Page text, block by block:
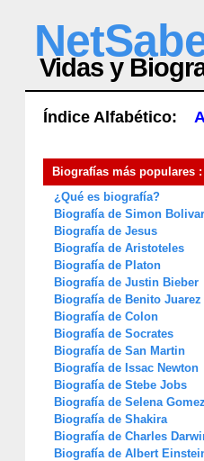
Vidas y
Índice Alfabético: A
Biografías más populares :
¿Qué es biografía?
Biografía de Simon Bolivar
Biografía de Jesus
Biografía de Aristoteles
Biografía de Platon
Biografía de Justin Bieber
Biografía de Benito Juarez
Biografía de Colon
Biografía de Socrates
Biografía de San Martin
Biografía de Issac Newton
Biografía de Stebe Jobs
Biografía de Selena Gomez
Biografía de Shakira
Biografía de Charles
Biografía de Albert